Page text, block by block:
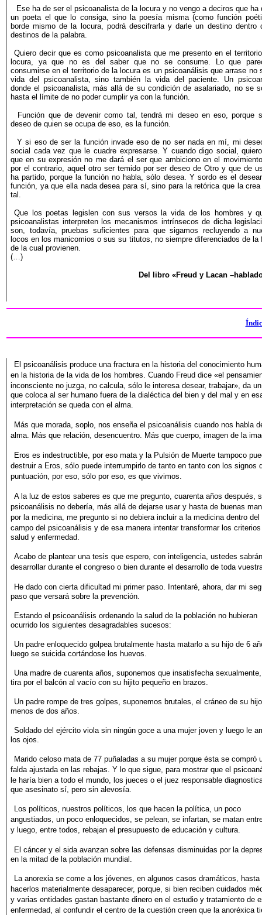
Ese ha de ser el psicoanalista de la locura y no vengo a deciros que ha
un poeta el que lo consiga, sino la poesía misma (como función
borde mismo de la locura, podrá descifrarla y darle un destino dentro
destinos de la palabra.
Quiero decir que es como psicoanalista que me presento en el
locura, ya que no es del saber que no se consume. Lo que
consumirse en el territorio de la locura es un psicoanálisis que arrase no
vida del psicoanalista, sino también la vida del paciente. Un
donde el psicoanalista, más allá de su condición de asalariado, no se
hasta el límite de no poder cumplir ya con la función.
Función que de devenir como tal, tendrá mi deseo en eso, porque
deseo de quien se ocupa de eso, es la función.
Y si eso de ser la función invade eso de no ser nada en mí, mi
social cada vez que le cuadre expresarse. Y cuando digo social,
que en su expresión no me dará el ser que ambiciono en el
por el contrario, aquel otro ser temido por ser deseo de Otro y que de
ha partido, porque la función no habla, sólo desea. Y sordo es el
función, ya que ella nada desea para sí, sino para la retórica que la
tal.
Que los poetas legislen con sus versos la vida de los hombres y
psicoanalistas interpreten los mecanismos intrínsecos de dicha
son, todavía, pruebas suficientes para que sigamos recluyendo a
locos en los manicomios o sus su titutos, no siempre diferenciados de la
de la cual provienen.
(…)
Del libro «Freud y Lacan
El psicoanálisis produce una fractura en la historia del conocimiento
en la historia de la vida de los hombres. Cuando Freud dice «el
inconsciente no juzga, no calcula, sólo le interesa desear, trabajar», da
que coloca al ser humano fuera de la dialéctica del bien y del mal y en
interpretación se queda con el alma.
Más que morada, soplo, nos enseña el psicoanálisis cuando nos habla
alma. Más que relación, desencuentro. Más que cuerpo, imagen de la
Eros es indestructible, por eso mata y la Pulsión de Muerte tampoco
destruir a Eros, sólo puede interrumpirlo de tanto en tanto con los signos
puntuación, por eso, sólo por eso, es que vivimos.
A la luz de estos saberes es que me pregunto, cuarenta años después,
psicoanálisis no debería, más allá de dejarse usar y hasta de buenas
por la medicina, me pregunto si no debiera incluir a la medicina dentro del
campo del psicoanálisis y de esa manera intentar transformar los
salud y enfermedad.
Acabo de plantear una tesis que espero, con inteligencia, ustedes sabrán
desarrollar durante el congreso o bien durante el desarrollo de toda
He dado con cierta dificultad mi primer paso. Intentaré, ahora, dar mi
paso que versará sobre la prevención.
Estando el psicoanálisis ordenando la salud de la población no hubieran
ocurrido los siguientes desagradables sucesos:
Un padre enloquecido golpea brutalmente hasta matarlo a su hijo de 6
luego se suicida cortándose los huevos.
Una madre de cuarenta años, suponemos que insatisfecha sexualmente,
tira por el balcón al vacío con su hijito pequeño en brazos.
Un padre rompe de tres golpes, suponemos brutales, el cráneo de su
menos de dos años.
Soldado del ejército viola sin ningún goce a una mujer joven y luego le
los ojos.
Marido celoso mata de 77 puñaladas a su mujer porque ésta se compró
falda ajustada en las rebajas. Y lo que sigue, para mostrar que el
le haría bien a todo el mundo, los jueces o el juez responsable
que asesinato sí, pero sin alevosía.
Los políticos, nuestros políticos, los que hacen la política, un poco
angustiados, un poco enloquecidos, se pelean, se infartan, se matan
y luego, entre todos, rebajan el presupuesto de educación y cultura.
El cáncer y el sida avanzan sobre las defensas disminuidas por la
en la mitad de la población mundial.
La anorexia se come a los jóvenes, en algunos casos dramáticos, hasta
hacerlos materialmente desaparecer, porque, si bien reciben cuidados
y varias entidades gastan bastante dinero en el estudio y tratamiento de
enfermedad, al confundir el centro de la cuestión creen que la anoréxica